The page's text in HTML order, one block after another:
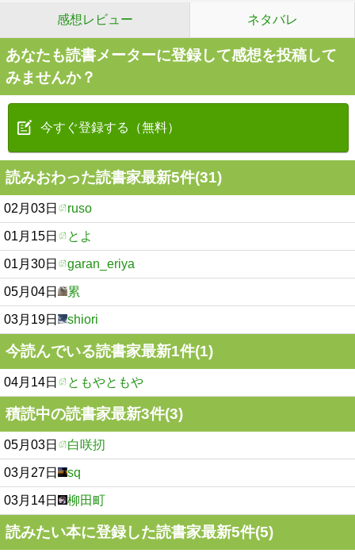
感想レビュー ネタバレ
あなたも読書メーターに登録して感想を投稿して
みませんか？
今すぐ登録する（無料）
読みおわった読書家最新5件(31)
02月03日 ruso
01月15日 とよ
01月30日 garan_eriya
05月04日 累
03月19日 shiori
今読んでいる読書家最新1件(1)
04月14日 ともやともや
積読中の読書家最新3件(3)
05月03日 白咲扨
03月27日 sq
03月14日 柳田町
読みたい本に登録した読書家最新5件(5)